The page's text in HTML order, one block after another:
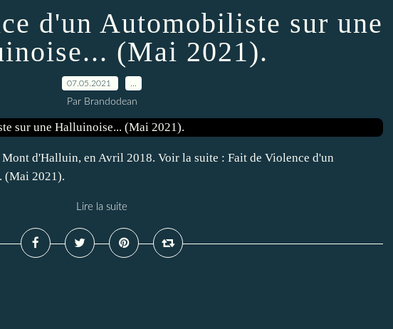
d'un Automobiliste sur une
(Mai 2021).
07.05.2021
Par Brandodean
d'Halluin, en Avril 2018. Voir la suite : Fait de Violence d'un
(Mai 2021).
Lire la suite